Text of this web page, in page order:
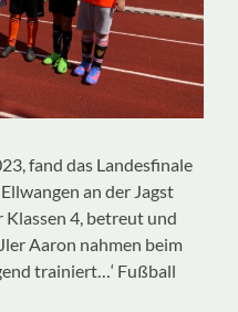
fand das Landesfinale
an der Jagst
4, betreut und
Aaron nahmen beim
trainiert…‘ Fußball